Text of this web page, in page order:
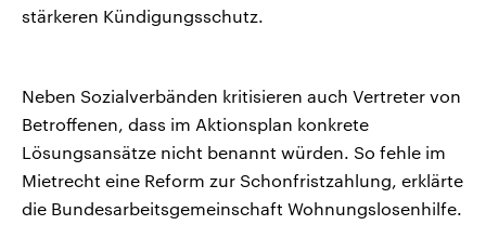
stärkeren Kündigungsschutz.
Neben Sozialverbänden kritisieren auch Vertreter von
Betroffenen, dass im Aktionsplan konkrete
Lösungsansätze nicht benannt würden. So fehle im
Mietrecht eine Reform zur Schonfristzahlung, erklärte
die Bundesarbeitsgemeinschaft Wohnungslosenhilfe.